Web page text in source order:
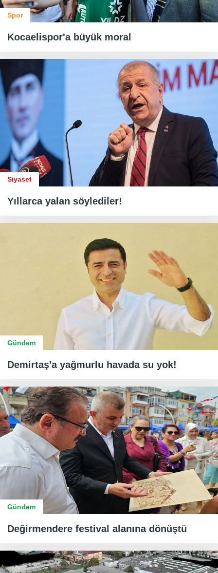
Spor
Kocaelispor'a büyük moral
Siyaset
Yıllarca yalan söylediler!
Gündem
Demirtaş'a yağmurlu havada su yok!
Gündem
Değirmendere festival alanına dönüştü